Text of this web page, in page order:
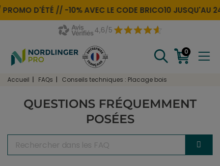
D'ÉTÉ // -10% AVEC LE CODEBRICO10JUSQU'AU 24
4,6/5
0
Accueil FAQs Conseils techniques : Placage bois
QUESTIONS FRÉQUEMMENT
POSÉES